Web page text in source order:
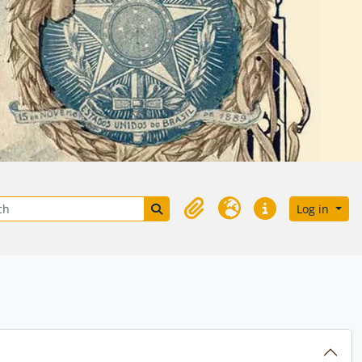
Próximo
Search in browse page
ClipboardLanguageQuick linksLog in